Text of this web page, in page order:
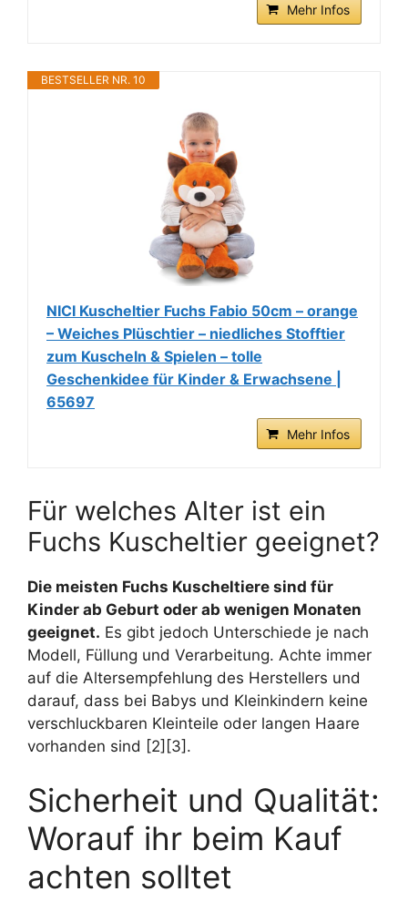
Mehr Infos
BESTSELLER NR. 10
NICI Kuscheltier Fuchs Fabio 50cm – orange
– Weiches Plüschtier – niedliches Stofftier
zum Kuscheln & Spielen – tolle
Geschenkidee für Kinder & Erwachsene |
65697
Mehr Infos
Für welches Alter ist ein
Fuchs Kuscheltier geeignet?
Die meisten Fuchs Kuscheltiere sind für
Kinder ab Geburt oder ab wenigen Monaten
geeignet. Es gibt jedoch Unterschiede je nach
Modell, Füllung und Verarbeitung. Achte immer
auf die Altersempfehlung des Herstellers und
darauf, dass bei Babys und Kleinkindern keine
verschluckbaren Kleinteile oder langen Haare
vorhanden sind [2][3].
Sicherheit und Qualität:
Worauf ihr beim Kauf
achten solltet